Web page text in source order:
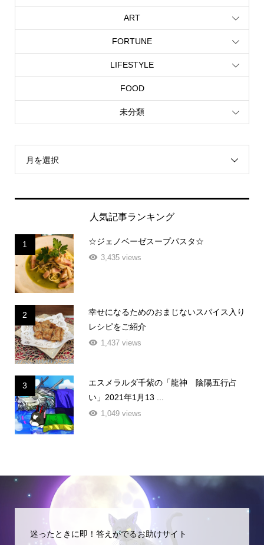
ART
FORTUNE
LIFESTYLE
FOOD
未分類
月を選択
人気記事ランキング
1 ☆ジェノベーゼスープパスタ☆
3,435 views
2
幸せになるためのおまじないスパイス入り
レシピをご紹介
1,437 views
3
エスメラルダ千紫の「龍神 陰陽五行占
い」2021年1月13 ...
1,049 views
迷ったときに即！答えがでるお助けサイト